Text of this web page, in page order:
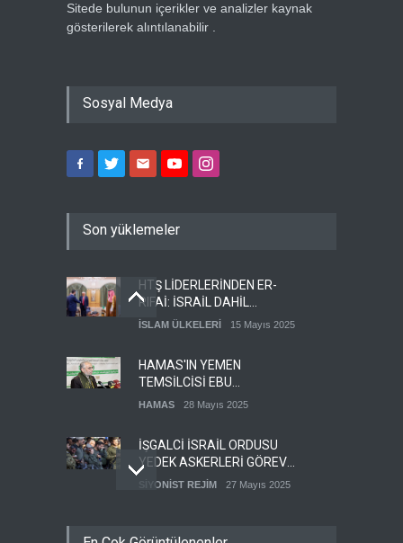
Sitede bulunun içerikler ve analizler kaynak
gösterilerek alıntılanabilir .
Sosyal Medya
Son yüklemeler
HTŞ LİDERLERİNDEN ER-
RIFAİ: İSRAİL DAHİL
HERKESLE BARIŞ
İSLAM ÜLKELERİ 15 Mayıs 2025
HAMAS'IN YEMEN
TEMSİLCİSİ EBU
ŞEMALE'DEN ÖNEMLİ
HAMAS 28 Mayıs 2025
İŞGALCİ İSRAİL ORDUSU
YEDEK ASKERLERİ GÖREVE
ÇAĞIRDI
SİYONİST REJİM 27 Mayıs 2025